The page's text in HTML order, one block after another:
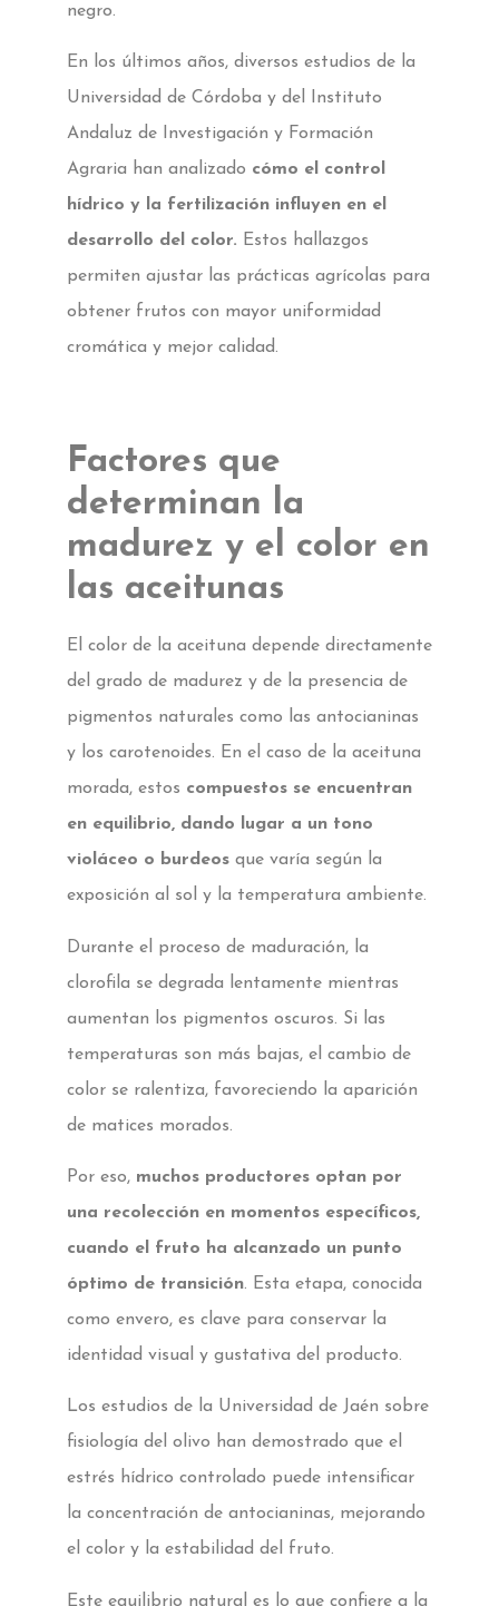
negro.
En los últimos años, diversos estudios de la
Universidad de Córdoba y del Instituto
Andaluz de Investigación y Formación
Agraria han analizado cómo el control
hídrico y la fertilización influyen en el
desarrollo del color. Estos hallazgos
permiten ajustar las prácticas agrícolas para
obtener frutos con mayor uniformidad
cromática y mejor calidad.
Factores que
determinan la
madurez y el color en
las aceitunas
El color de la aceituna depende directamente
del grado de madurez y de la presencia de
pigmentos naturales como las antocianinas
y los carotenoides. En el caso de la aceituna
morada, estos compuestos se encuentran
en equilibrio, dando lugar a un tono
violáceo o burdeos que varía según la
exposición al sol y la temperatura ambiente.
Durante el proceso de maduración, la
clorofila se degrada lentamente mientras
aumentan los pigmentos oscuros. Si las
temperaturas son más bajas, el cambio de
color se ralentiza, favoreciendo la aparición
de matices morados.
Por eso, muchos productores optan por
una recolección en momentos específicos,
cuando el fruto ha alcanzado un punto
óptimo de transición. Esta etapa, conocida
como envero, es clave para conservar la
identidad visual y gustativa del producto.
Los estudios de la Universidad de Jaén sobre
fisiología del olivo han demostrado que el
estrés hídrico controlado puede intensificar
la concentración de antocianinas, mejorando
el color y la estabilidad del fruto.
Este equilibrio natural es lo que confiere a la